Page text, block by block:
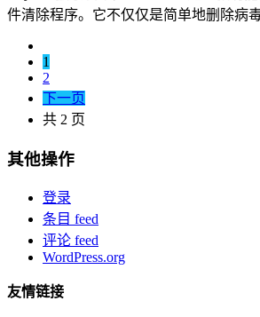
件清除程序。它不仅仅是简单地删除病
1
2
下一页
共 2 页
其他操作
登录
条目 feed
评论 feed
WordPress.org
友情链接